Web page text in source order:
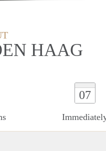
HAAG
07